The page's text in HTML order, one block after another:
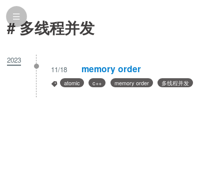
# 多线程并发
2023
11/18
memory order
atomic c++ memory order 多线程并发